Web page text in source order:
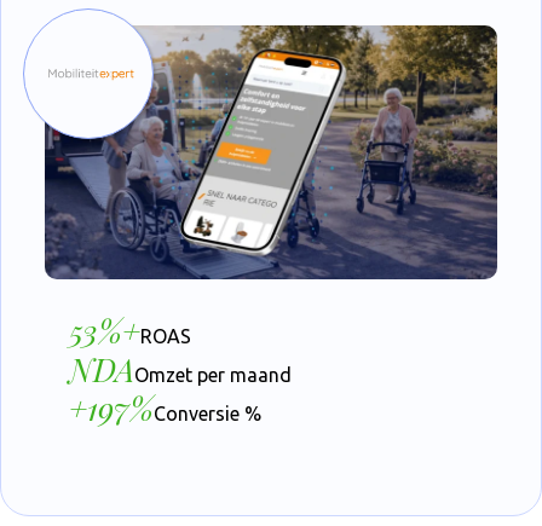
53%+ROAS
NDAOmzet per maand
+197%Conversie %